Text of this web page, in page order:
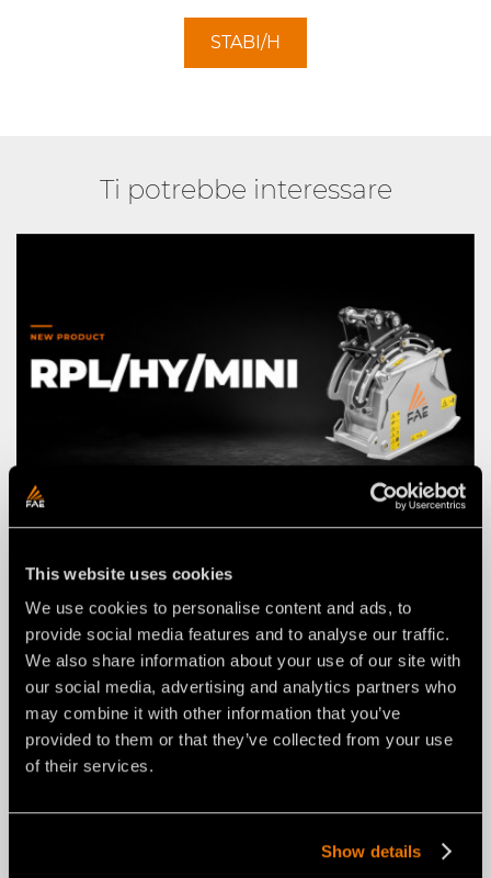
This website uses cookies
We use cookies to personalise content and ads, to
provide social media features and to analyse our traffic.
We also share information about your use of our site with
our social media, advertising and analytics partners who
may combine it with other information that you’ve
provided to them or that they’ve collected from your use
of their services.
Show details
STABI/H
Ti potrebbe interessare
NOTIZIE
NUOVA RPL/HY/MINI: FRESA
STRADALE FAE PER ESCAVATORI
DA 2 A 4 T.